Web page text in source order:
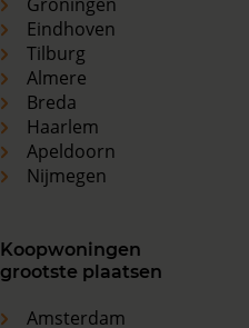
Eindhoven
Tilburg
Almere
Breda
Haarlem
Apeldoorn
Nijmegen
Koopwoningen
grootste plaatsen
Amsterdam